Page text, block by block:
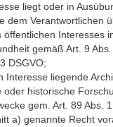
liegt oder in
dem Verantwortlichen
öffentlichen Interesses
gemäß Art. 9
DSGVO;
Interesse liegende
oder historische
gem. Art. 89 Abs.
a) genannte Recht